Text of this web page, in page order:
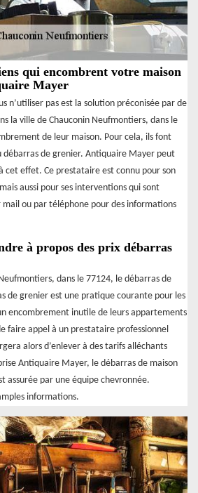
qui encombrent votre maison
Mayer
n’utiliser pas est la solution préconisée par de
la ville de Chauconin Neufmontiers, dans le
de leur maison. Pour cela, ils font
débarras de grenier. Antiquaire Mayer peut
cet effet. Ce prestataire est connu pour son
aussi pour ses interventions qui sont
ou par téléphone pour des informations
à propos des prix débarras
dans le 77124, le débarras de
de grenier est une pratique courante pour les
encombrement inutile de leurs appartements
faire appel à un prestataire professionnel
alors d’enlever à des tarifs alléchants
Antiquaire Mayer, le débarras de maison
assurée par une équipe chevronnée.
informations.